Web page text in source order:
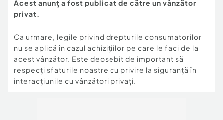
Acest anunț a fost publicat de către un vânzător
privat.
Ca urmare, legile privind drepturile consumatorilor
nu se aplică în cazul achizițiilor pe care le faci de la
acest vânzător. Este deosebit de important să
respecți sfaturile noastre cu privire la siguranță în
interacțiunile cu vânzători privați.